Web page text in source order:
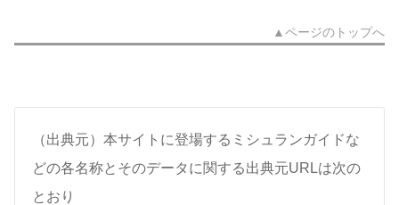
▲ページのトップへ
（出典元）本サイトに登場するミシュランガイドな
どの各名称とそのデータに関する出典元URLは次の
とおり